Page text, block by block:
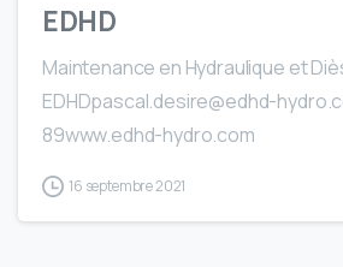
EDHD
Maintenance en Hydraulique et
EDHDpascal.desire@edhd-
89www.edhd-hydro.com
16 septembre 2021